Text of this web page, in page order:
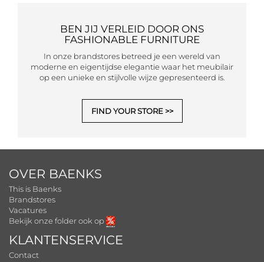
BEN JIJ VERLEID DOOR ONS
FASHIONABLE FURNITURE
In onze brandstores betreed je een wereld van
moderne en eigentijdse elegantie waar het meubilair
op een unieke en stijlvolle wijze gepresenteerd is.
FIND YOUR STORE
OVER BAENKS
This is Baenks
Brandstores
Vacatures
Bekijk onze folder ook op
KLANTENSERVICE
Contact